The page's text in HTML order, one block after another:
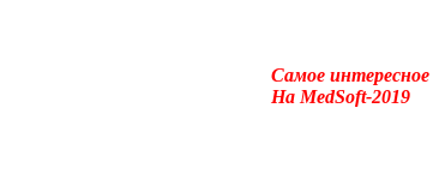
Самое интересное
На MedSoft-2019